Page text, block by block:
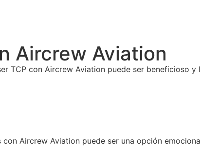
Aircrew Aviation
TCP con Aircrew Aviation puede ser beneficioso
Aircrew Aviation puede ser una opción